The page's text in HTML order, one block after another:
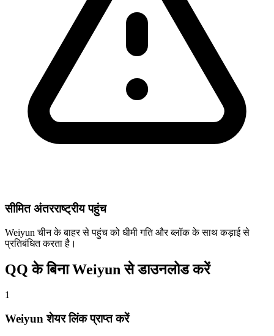
सीमित अंतरराष्ट्रीय पहुंच
Weiyun चीन के बाहर से पहुंच को धीमी गति और ब्लॉक के साथ कड़ाई से
प्रतिबंधित करता है।
QQ के बिना Weiyun से डाउनलोड करें
1
Weiyun शेयर लिंक प्राप्त करें